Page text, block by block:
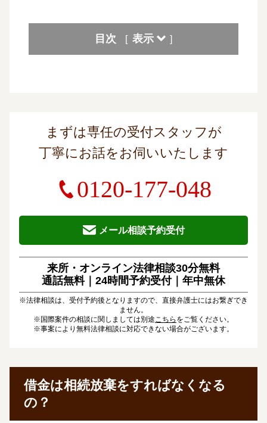
目次 [ 表示 ]
まずは専任の受付スタッフが
丁寧にお話をお伺いいたします
0120-177-048
メール相談予約受付
来所・オンライン法律相談30分無料
通話無料｜24時間予約受付｜ 年中無休
※法律相談は、受付予約後となりますので、直接弁護士にはお繋ぎでき
ません。
※国際案件の相談に関しましては別途 こちら をご覧ください。
※事案により無料法律相談に対応できない場合がございます。
借金は相続放棄をすればなくなる
の？